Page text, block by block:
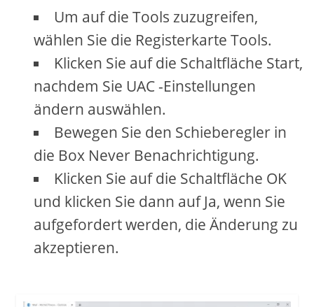
Um auf die Tools zuzugreifen,
wählen Sie die Registerkarte Tools.
Klicken Sie auf die Schaltfläche Start,
nachdem Sie UAC -Einstellungen
ändern auswählen.
Bewegen Sie den Schieberegler in
die Box Never Benachrichtigung.
Klicken Sie auf die Schaltfläche OK
und klicken Sie dann auf Ja, wenn Sie
aufgefordert werden, die Änderung zu
akzeptieren.